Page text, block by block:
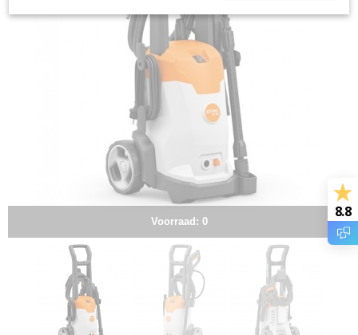
Voorraad: 0
8.8